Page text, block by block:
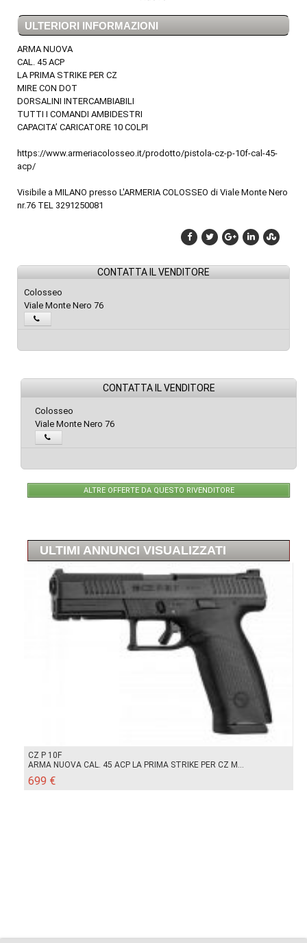
ULTERIORI INFORMAZIONI
ARMA NUOVA
CAL. 45 ACP
LA PRIMA STRIKE PER CZ
MIRE CON DOT
DORSALINI INTERCAMBIABILI
TUTTI I COMANDI AMBIDESTRI
CAPACITA’ CARICATORE 10 COLPI
https://www.armeriacolosseo.it/prodotto/pistola-cz-p-10f-cal-45-
acp/
Visibile a MILANO presso L'ARMERIA COLOSSEO di Viale Monte Nero
nr.76 TEL 3291250081
CONTATTA IL VENDITORE
Colosseo
Viale Monte Nero 76
CONTATTA IL VENDITORE
Colosseo
Viale Monte Nero 76
ALTRE OFFERTE DA QUESTO RIVENDITORE
ULTIMI ANNUNCI VISUALIZZATI
CZ P 10F
ARMA NUOVA CAL. 45 ACP LA PRIMA STRIKE PER CZ M...
699 €